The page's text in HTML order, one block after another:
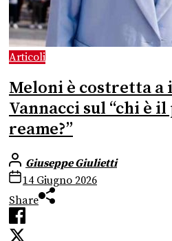
Articoli
Meloni è costretta a
Vannacci sul “chi è
reame?”
Giuseppe Giulietti
14 Giugno 2026
Share